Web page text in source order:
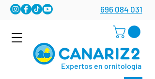
Expertos en ornitología
696 084 031